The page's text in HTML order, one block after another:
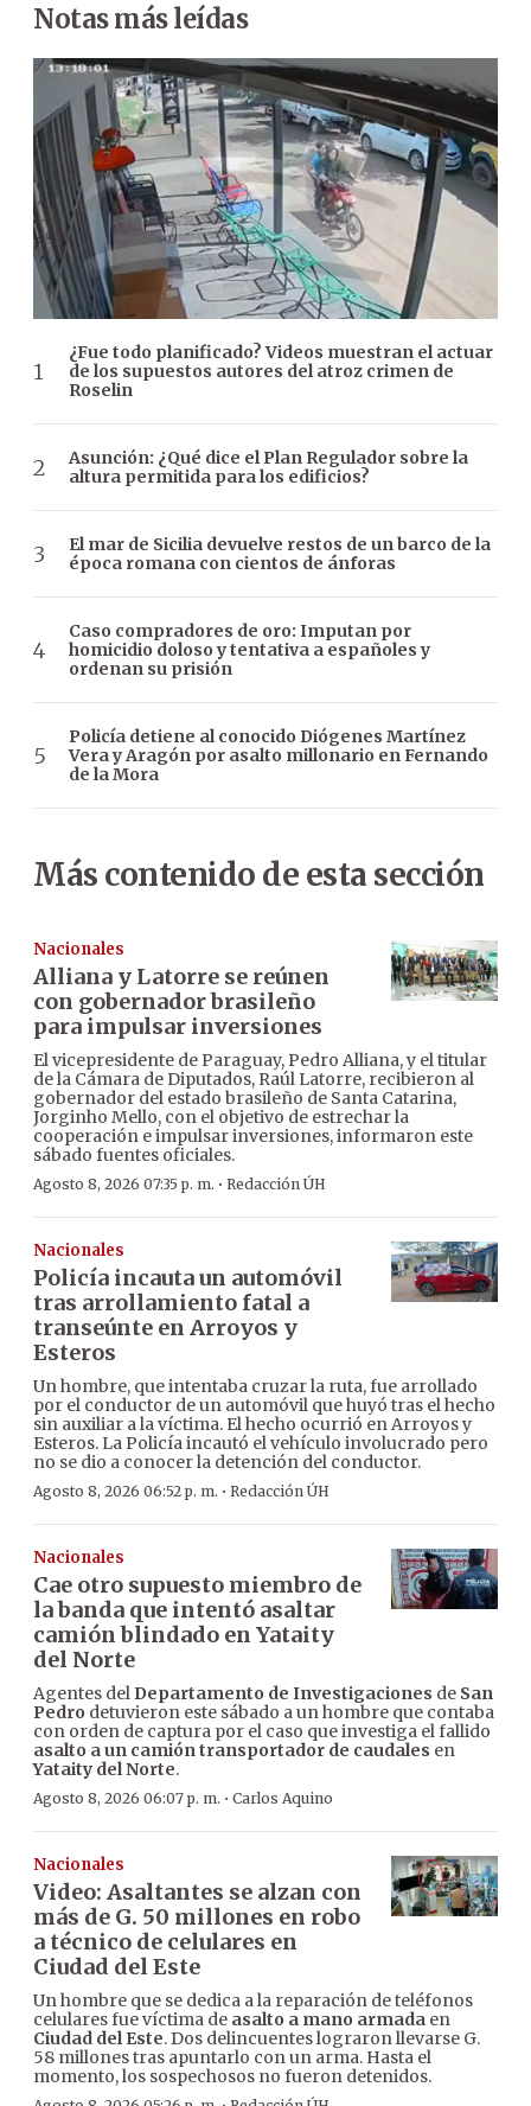
Notas más leídas
¿Fue todo planificado? Videos muestran el actuar
de los supuestos autores del atroz crimen de
Roselin
Asunción: ¿Qué dice el Plan Regulador sobre la
altura permitida para los edificios?
El mar de Sicilia devuelve restos de un barco de la
época romana con cientos de ánforas
Caso compradores de oro: Imputan por
homicidio doloso y tentativa a españoles y
ordenan su prisión
Policía detiene al conocido Diógenes Martínez
Vera y Aragón por asalto millonario en Fernando
de la Mora
Más contenido de esta sección
Nacionales
Alliana y Latorre se reúnen
con gobernador brasileño
para impulsar inversiones
El vicepresidente de Paraguay, Pedro Alliana, y el titular
de la Cámara de Diputados, Raúl Latorre, recibieron al
gobernador del estado brasileño de Santa Catarina,
Jorginho Mello, con el objetivo de estrechar la
cooperación e impulsar inversiones, informaron este
sábado fuentes oficiales.
Agosto 8, 2026 07:35 p. m. · Redacción ÚH
Nacionales
Policía incauta un automóvil
tras arrollamiento fatal a
transeúnte en Arroyos y
Esteros
Un hombre, que intentaba cruzar la ruta, fue arrollado
por el conductor de un automóvil que huyó tras el hecho
sin auxiliar a la víctima. El hecho ocurrió en Arroyos y
Esteros. La Policía incautó el vehículo involucrado pero
no se dio a conocer la detención del conductor.
Agosto 8, 2026 06:52 p. m. · Redacción ÚH
Nacionales
Cae otro supuesto miembro de
la banda que intentó asaltar
camión blindado en Yataity
del Norte
Agentes del Departamento de Investigaciones de San
Pedro detuvieron este sábado a un hombre que contaba
con orden de captura por el caso que investiga el fallido
asalto a un camión transportador de caudales en
Yataity del Norte.
Agosto 8, 2026 06:07 p. m. · Carlos Aquino
Nacionales
Video: Asaltantes se alzan con
más de G. 50 millones en robo
a técnico de celulares en
Ciudad del Este
Un hombre que se dedica a la reparación de teléfonos
celulares fue víctima de asalto a mano armada en
Ciudad del Este. Dos delincuentes lograron llevarse G.
58 millones tras apuntarlo con un arma. Hasta el
momento, los sospechosos no fueron detenidos.